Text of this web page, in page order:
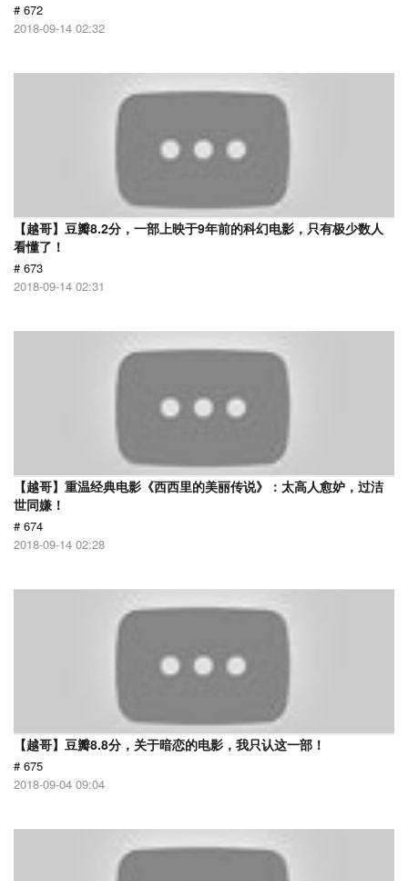
# 672
2018-09-14 02:32
【越哥】豆瓣8.2分，一部上映于9年前的科幻电影，只有极少数人
看懂了！
# 673
2018-09-14 02:31
【越哥】重温经典电影《西西里的美丽传说》：太高人愈妒，过洁
世同嫌！
# 674
2018-09-14 02:28
【越哥】豆瓣8.8分，关于暗恋的电影，我只认这一部！
# 675
2018-09-04 09:04